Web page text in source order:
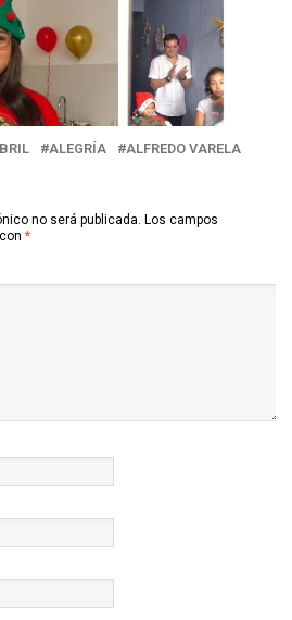
ALEGRÍA
ALFREDO VARELA
no será publicada. Los campos
*